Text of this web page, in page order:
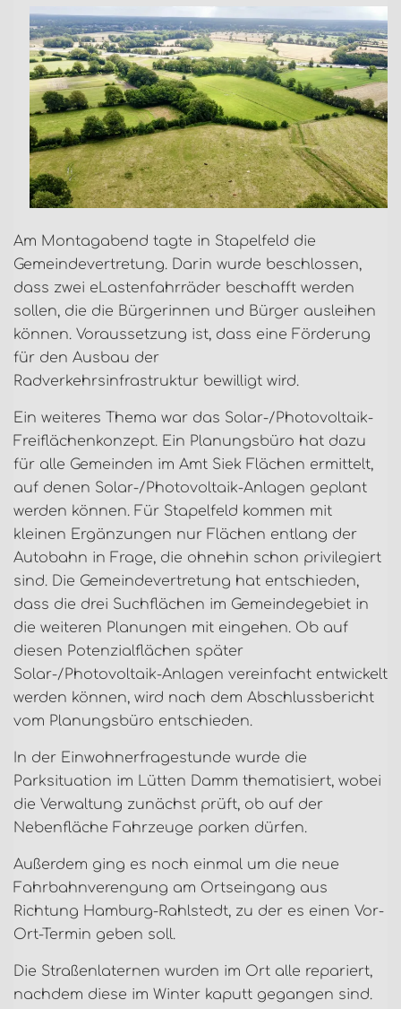
Am Montagabend tagte in Stapelfeld die
Gemeindevertretung. Darin wurde beschlossen,
dass zwei eLastenfahrräder beschafft werden
sollen, die die Bürgerinnen und Bürger ausleihen
können. Voraussetzung ist, dass eine Förderung
für den Ausbau der
Radverkehrsinfrastruktur bewilligt wird.
Ein weiteres Thema war das Solar-/Photovoltaik-
Freiflächenkonzept. Ein Planungsbüro hat dazu
für alle Gemeinden im Amt Siek Flächen ermittelt,
auf denen Solar-/Photovoltaik-Anlagen geplant
werden können. Für Stapelfeld kommen mit
kleinen Ergänzungen nur Flächen entlang der
Autobahn in Frage, die ohnehin schon privilegiert
sind. Die Gemeindevertretung hat entschieden,
dass die drei Suchflächen im Gemeindegebiet in
die weiteren Planungen mit eingehen. Ob auf
diesen Potenzialflächen später
Solar-/Photovoltaik-Anlagen vereinfacht entwickelt
werden können, wird nach dem Abschlussbericht
vom Planungsbüro entschieden.
In der Einwohnerfragestunde wurde die
Parksituation im Lütten Damm thematisiert, wobei
die Verwaltung zunächst prüft, ob auf der
Nebenfläche Fahrzeuge parken dürfen.
Außerdem ging es noch einmal um die neue
Fahrbahnverengung am Ortseingang aus
Richtung Hamburg-Rahlstedt, zu der es einen Vor-
Ort-Termin geben soll.
Die Straßenlaternen wurden im Ort alle repariert,
nachdem diese im Winter kaputt gegangen sind.